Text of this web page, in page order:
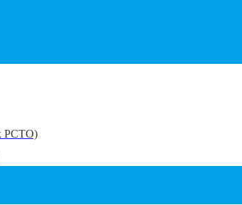
PCTO)